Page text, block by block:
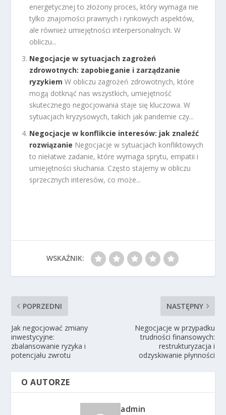
energetycznej to złożony proces, który wymaga nie
tylko znajomości prawnych i rynkowych aspektów,
ale również umiejętności interpersonalnych. W
obliczu...
Negocjacje w sytuacjach zagrożeń
zdrowotnych: zapobieganie i zarządzanie
ryzykiem W obliczu zagrożeń zdrowotnych, które
mogą dotknąć nas wszystkich, umiejętność
skutecznego negocjowania staje się kluczowa. W
sytuacjach kryzysowych, takich jak pandemie czy...
Negocjacje w konflikcie interesów: jak znaleźć
rozwiązanie Negocjacje w sytuacjach konfliktowych
to niełatwe zadanie, które wymaga sprytu, empatii i
umiejętności słuchania. Często stajemy w obliczu
sprzecznych interesów, co może...
WSKAŹNIK:
POPRZEDNI
Jak negocjować zmiany
inwestycyjne:
zbalansowanie ryzyka i
potencjału zwrotu
NASTĘPNY
Negocjacje w przypadku
trudności finansowych:
restrukturyzacja i
odzyskiwanie płynności
O AUTORZE
admin